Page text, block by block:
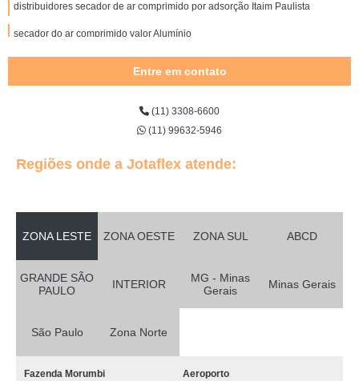
distribuidores secador de ar comprimido por adsorção Itaim Paulista
secador do ar comprimido valor Alumínio
onde tem secador ar comprimido por adsorção Ibiúna
secador ar comprimido Jacareí
distribuidores secador ar comprimido por adsorção Pirassununga
secador para linha de ar comprimido Parque Mandaqui
onde tem secador de ar comprimido por refrigeração Bebedouro
distribuidores secador de linha de ar comprimido Jardim Paulistano
Entre em contato
(11) 3308-6600
(11) 99632-5946
Regiões onde a Jotaflex atende:
ZONA LESTE ZONA OESTE ZONA SUL ABCD
GRANDE SÃO
PAULO
INTERIOR
MG - Minas
Gerais
Minas Gerais
São Paulo Zona Norte
Fazenda Morumbi Aeroporto